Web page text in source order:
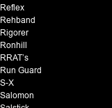
Reflex
Rehband
Rigorer
Ronhill
RRAT’s
Run Guard
S-X
Salomon